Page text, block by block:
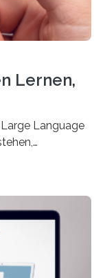
Lernen,
Language
Ruhr-
Bochum in
die
Sprachmodell
Intelligenz